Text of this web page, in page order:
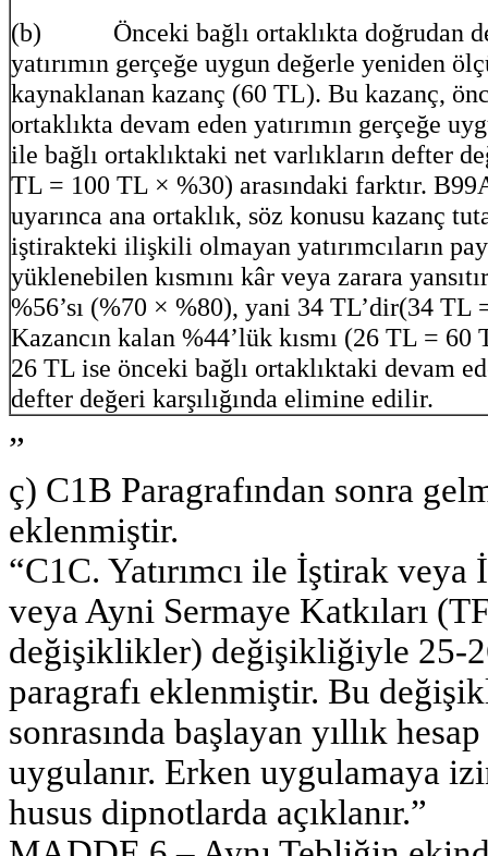
(b) Önceki bağlı ortaklıkta doğrudan
yatırımın gerçeğe uygun değerle yeniden
kaynaklanan kazanç (60 TL). Bu kazanç,
ortaklıkta devam eden yatırımın gerçeğe
ile bağlı ortaklıktaki net varlıkların defter
TL = 100 TL × %30) arasındaki farktır.
uyarınca ana ortaklık, söz konusu kazanç
iştirakteki ilişkili olmayan yatırımcıların
yüklenebilen kısmını kâr veya zarara
%56’sı (%70 × %80), yani 34 TL’dir(34 TL
Kazancın kalan %44’lük kısmı (26 TL =
26 TL ise önceki bağlı ortaklıktaki devam
defter değeri karşılığında elimine edilir.
”
ç) C1B Paragrafından sonra
eklenmiştir.
“C1C. Yatırımcı ile İştirak veya
veya Ayni Sermaye Katkıları
değişiklikler) değişikliğiyle 25-
paragrafı eklenmiştir. Bu
sonrasında başlayan yıllık
uygulanır. Erken uygulamaya
husus dipnotlarda açıklanır.”